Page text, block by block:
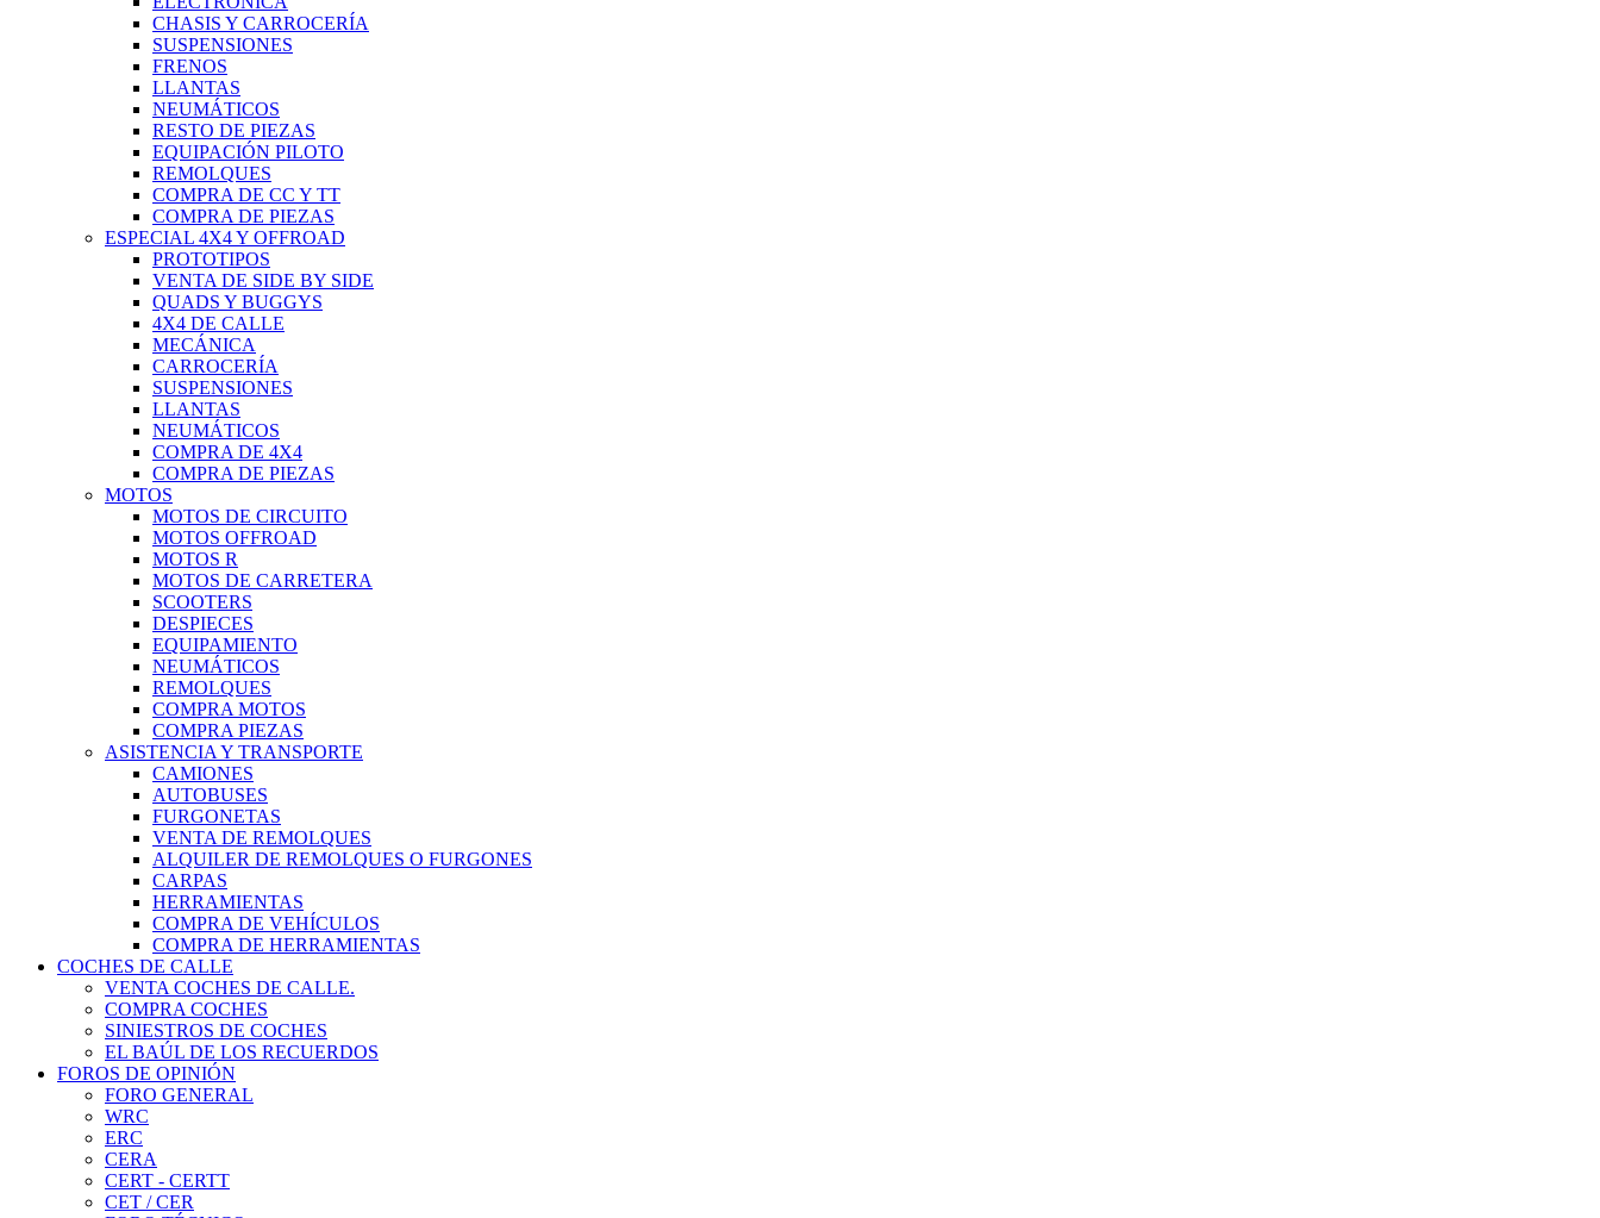
CHASIS Y CARROCERÍA
SUSPENSIONES
FRENOS
LLANTAS
NEUMÁTICOS
RESTO DE PIEZAS
EQUIPACIÓN PILOTO
REMOLQUES
COMPRA DE CC Y TT
COMPRA DE PIEZAS
ESPECIAL 4X4 Y OFFROAD
PROTOTIPOS
VENTA DE SIDE BY SIDE
QUADS Y BUGGYS
4X4 DE CALLE
MECÁNICA
CARROCERÍA
SUSPENSIONES
LLANTAS
NEUMÁTICOS
COMPRA DE 4X4
COMPRA DE PIEZAS
MOTOS
MOTOS DE CIRCUITO
MOTOS OFFROAD
MOTOS R
MOTOS DE CARRETERA
SCOOTERS
DESPIECES
EQUIPAMIENTO
NEUMÁTICOS
REMOLQUES
COMPRA MOTOS
COMPRA PIEZAS
ASISTENCIA Y TRANSPORTE
CAMIONES
AUTOBUSES
FURGONETAS
VENTA DE REMOLQUES
ALQUILER DE REMOLQUES O FURGONES
CARPAS
HERRAMIENTAS
COMPRA DE VEHÍCULOS
COMPRA DE HERRAMIENTAS
COCHES DE CALLE
VENTA COCHES DE CALLE.
COMPRA COCHES
SINIESTROS DE COCHES
EL BAÚL DE LOS RECUERDOS
FOROS DE OPINIÓN
FORO GENERAL
WRC
ERC
CERA
CERT - CERTT
CET / CER